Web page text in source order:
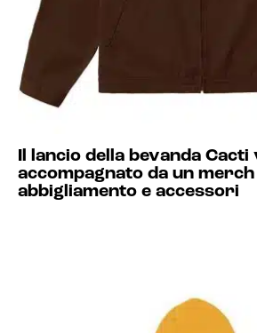
Il lancio della bevanda Cacti
accompagnato da un merch
abbigliamento e accessori